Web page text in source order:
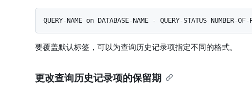
要覆盖默认标签，可以为查询历史记录项指定不同的格式。
更改查询历史记录项的保留期